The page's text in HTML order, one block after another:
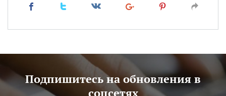
Подпишитесь на обновления в
соцсетях